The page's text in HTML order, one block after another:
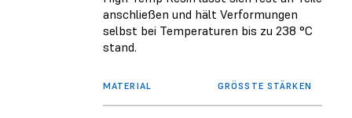
anschließen und hält Verformungen
selbst bei Temperaturen bis zu 238 °C
stand.
MATERIAL GRÖSSTE STÄRKEN